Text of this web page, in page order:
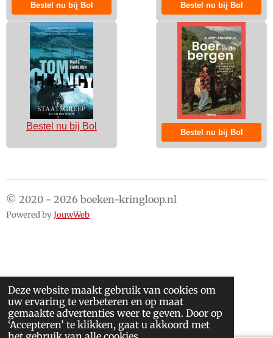
Deze website maakt gebruik van cookies om
uw ervaring te verbeteren en op maat
gemaakte advertenties weer te geven. Door op
‘Accepteren’ te klikken, gaat u akkoord met
Bestel nu bij Bol Bestel nu bij Bol
Bestel nu bij Bol
Bestel nu bij Bol
© 2020 - 2026 boeken-kringloop.nl
Powered byJouwWeb